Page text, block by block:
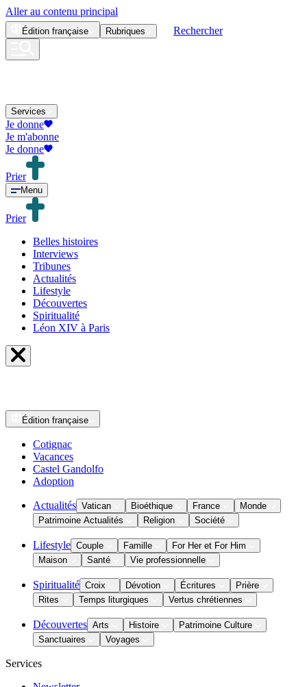
Aller au contenu principal
Édition française Rubriques Rechercher
Services
Je donne
Je m'abonne
Je donne
Prier
Menu
Prier
Belles histoires
Interviews
Tribunes
Actualités
Lifestyle
Découvertes
Spiritualité
Léon XIV à Paris
Édition française
Cotignac
Vacances
Castel Gandolfo
Adoption
Actualités Vatican Bioéthique France
Monde
Patrimoine Actualités
Religion Société
Lifestyle Couple Famille
For Her et For Him
Maison
Santé Vie professionnelle
Spiritualité Croix Dévotion Écritures
Prière
Rites
Temps liturgiques Vertus chrétiennes
Découvertes Arts Histoire
Patrimoine Culture
Sanctuaires
Voyages
Services